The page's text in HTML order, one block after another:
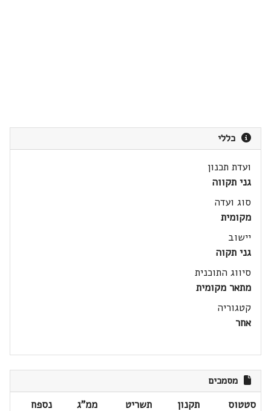
כללי
ועדת תכנון
גני תקווה
סוג ועדה
מקומית
יישוב
גני תקוה
סיווג התוכנית
מתאר מקומית
קטגוריה
אחר
מסמכים
סטטוס תקנון תשריט ממ"ג נספח